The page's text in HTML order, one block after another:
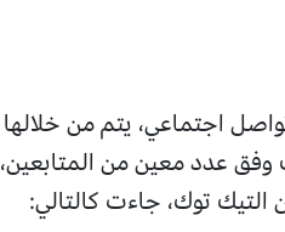
اجتماعي، يتم من خلالها
وفق عدد معين من المتابعين،
التيك توك، جاءت كالتالي: